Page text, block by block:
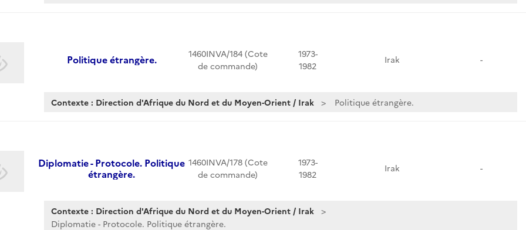
Politique étrangère.
1460INVA/184 (Cote
de commande)
1973-
1982
Irak -
Contexte : Direction d'Afrique du Nord et du Moyen-Orient / Irak Politique étrangère.
Diplomatie - Protocole. Politique
étrangère.
1460INVA/178 (Cote
de commande)
1973-
1982
Irak -
Contexte : Direction d'Afrique du Nord et du Moyen-Orient / Irak
Diplomatie - Protocole. Politique étrangère.